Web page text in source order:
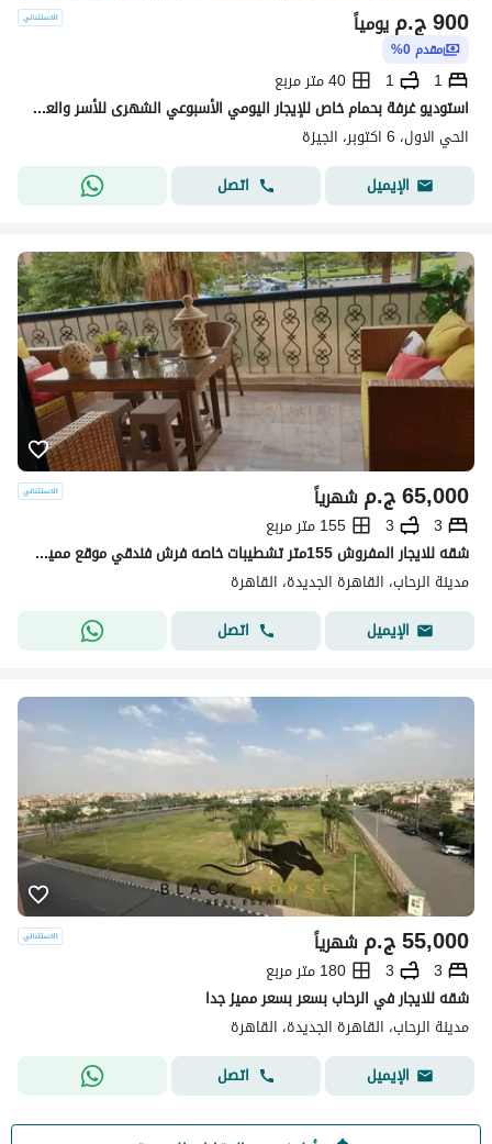
ج.م900 يومياً
مقدم 0%
1
1
40 متر مربع
استوديو غرفة بحمام خاص للإيجار اليومي الأسبوعي الشهرى للأسر والعائلات
الحي الاول، 6 اكتوبر، الجيزة
الإيميل
اتصل
ج.م65,000 شهرياً
3
3
155 متر مربع
شقه للايجار المفروش 155متر تشطيبات خاصه فرش فندقي موقع مميز جدا في مدينه الرحاب التجمع الاول القاهره الجديده_Rehab City, First Settlement, New Cairo.
مدينة الرحاب، القاهرة الجديدة، القاهرة
الإيميل
اتصل
ج.م55,000 شهرياً
3
3
180 متر مربع
شقه للايجار في الرحاب بسعر بسعر مميز جدا
مدينة الرحاب، القاهرة الجديدة، القاهرة
الإيميل
اتصل